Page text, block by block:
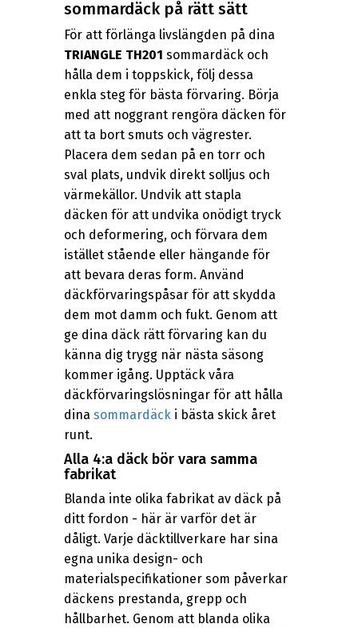
sommardäck på rätt sätt
För att förlänga livslängden på dina
TRIANGLE TH201 sommardäck och
hålla dem i toppskick, följ dessa
enkla steg för bästa förvaring. Börja
med att noggrant rengöra däcken för
att ta bort smuts och vägrester.
Placera dem sedan på en torr och
sval plats, undvik direkt solljus och
värmekällor. Undvik att stapla
däcken för att undvika onödigt tryck
och deformering, och förvara dem
istället stående eller hängande för
att bevara deras form. Använd
däckförvaringspåsar för att skydda
dem mot damm och fukt. Genom att
ge dina däck rätt förvaring kan du
känna dig trygg när nästa säsong
kommer igång. Upptäck våra
däckförvaringslösningar för att hålla
dina sommardäcki bästa skick året
runt.
Alla 4:a däck bör vara samma
fabrikat
Blanda inte olika fabrikat av däck på
ditt fordon - här är varför det är
dåligt. Varje däcktillverkare har sina
egna unika design- och
materialspecifikationer som påverkar
däckens prestanda, grepp och
hållbarhet. Genom att blanda olika